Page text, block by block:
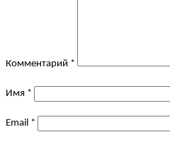
Комментарий *
Имя *
Email *